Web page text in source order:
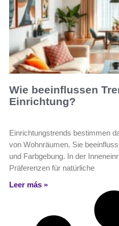
Wie beeinflussen
Einrichtung?
Einrichtungstrends bestimmen
von Wohnräumen. Sie
und Farbgebung. In der
Präferenzen für natürliche
Leer más »